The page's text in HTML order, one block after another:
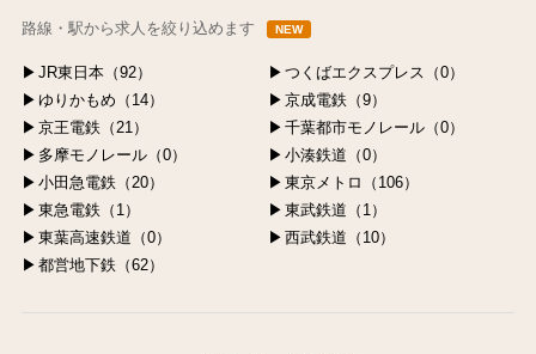
路線・駅から求人を絞り込めます NEW
JR東日本（92）
つくばエクスプレス（0）
ゆりかもめ（14）
京成電鉄（9）
京王電鉄（21）
千葉都市モノレール（0）
多摩モノレール（0）
小湊鉄道（0）
小田急電鉄（20）
東京メトロ（106）
東急電鉄（1）
東武鉄道（1）
東葉高速鉄道（0）
西武鉄道（10）
都営地下鉄（62）